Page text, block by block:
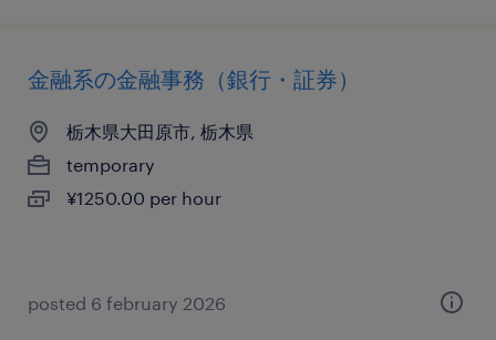
金融系の金融事務（銀行・証券）
栃木県大田原市, 栃木県
temporary
¥1250.00 per hour
posted 6 february 2026